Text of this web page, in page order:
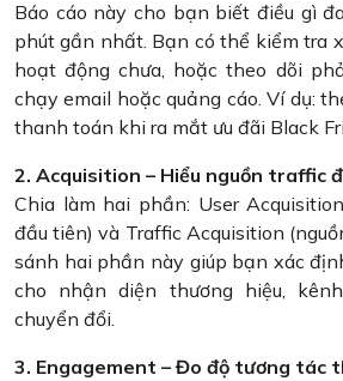
Báo cáo này cho bạn biết điều gì
phút gần nhất. Bạn có thể kiểm tra
hoạt động chưa, hoặc theo dõi
chạy email hoặc quảng cáo. Ví dụ:
thanh toán khi ra mắt ưu đãi Black
2. Acquisition – Hiểu nguồn traffic
Chia làm hai phần: User
đầu tiên) và Traffic Acquisition
sánh hai phần này giúp bạn xác
cho nhận diện thương hiệu,
chuyển đổi.
3. Engagement – Đo độ tương tác